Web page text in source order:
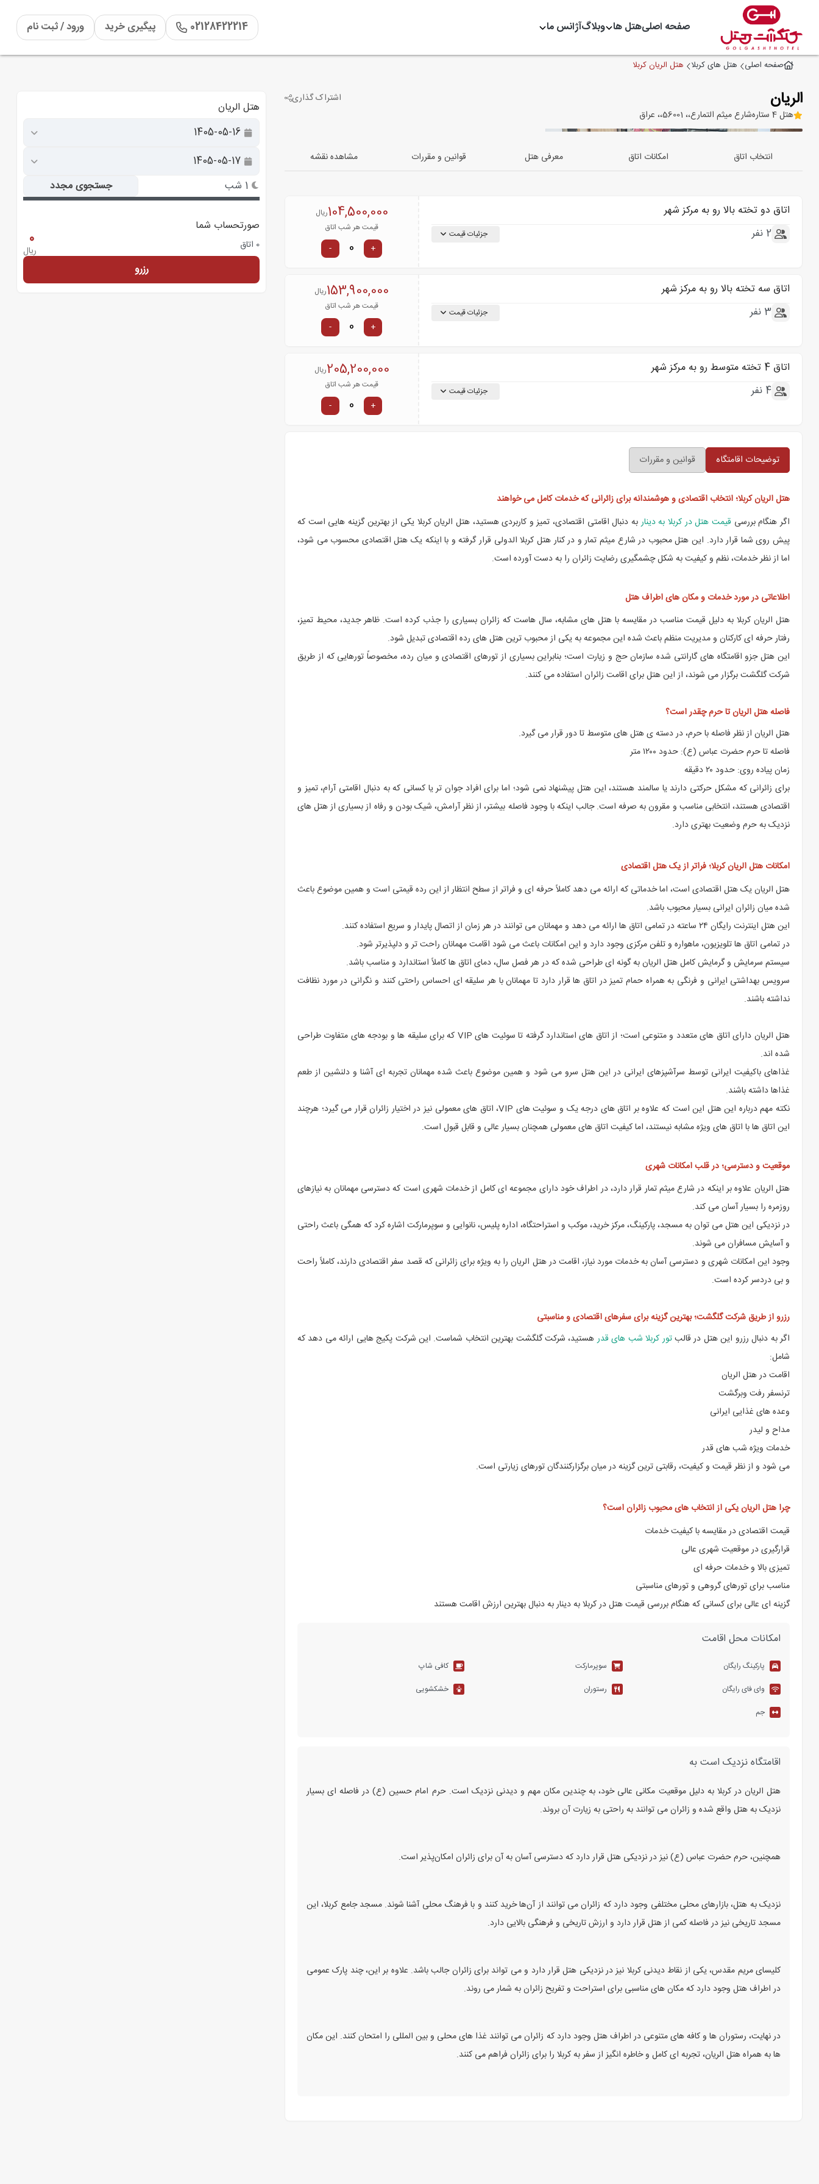
صفحه اصلیهتل ها وبلاگآژانس ما 02128422214 پیگیری خرید ورود / ثبت نام
صفحه اصلی هتل های کربلا هتل الریان کربلا
الریان
هتل 4 ستاره شارع ميثم التمارع،، 56001،، عراق
اشتراک گذاری
انتخاب اتاق امکانات اتاق معرفی هتل قوانین و مقررات مشاهده نقشه
اتاق دو تخته بالا رو به مرکز شهر
2 نفر
جزئیات قیمت
104,500,000ریال
قیمت هر شب اتاق
+
-
اتاق سه تخته بالا رو به مرکز شهر
3 نفر
جزئیات قیمت
153,900,000ریال
قیمت هر شب اتاق
+
-
اتاق 4 تخته متوسط رو به مرکز شهر
4 نفر
جزئیات قیمت
205,200,000ریال
قیمت هر شب اتاق
+
-
توضیحات اقامتگاه قوانین و مقررات
هتل الریان کربلا؛ انتخاب اقتصادی و هوشمندانه برای زائرانی که خدمات کامل می خواهند
اگر هنگام بررسی قیمت هتل در کربلا به دیناربه دنبال اقامتی اقتصادی، تمیز و کاربردی هستید، هتل الریان کربلا یکی از بهترین گزینه هایی است که
پیش روی شما قرار دارد. این هتل محبوب در شارع میثم تمار و در کنار هتل کربلا الدولی قرار گرفته و با اینکه یک هتل اقتصادی محسوب می شود،
اما از نظر خدمات، نظم و کیفیت به شکل چشمگیری رضایت زائران را به دست آورده است.
اطلاعاتی در مورد خدمات و مکان های اطراف هتل
هتل الریان کربلا به دلیل قیمت مناسب در مقایسه با هتل های مشابه، سال هاست که زائران بسیاری را جذب کرده است. ظاهر جدید، محیط تمیز،
رفتار حرفه ای کارکنان و مدیریت منظم باعث شده این مجموعه به یکی از محبوب ترین هتل های رده اقتصادی تبدیل شود.
این هتل جزو اقامتگاه های گارانتی شده سازمان حج و زیارت است؛ بنابراین بسیاری از تورهای اقتصادی و میان رده، مخصوصاً تورهایی که از طریق
شرکت گلگشت برگزار می شوند، از این هتل برای اقامت زائران استفاده می کنند.
فاصله هتل الریان تا حرم چقدر است؟
هتل الریان از نظر فاصله با حرم، در دسته ی هتل های متوسط تا دور قرار می گیرد.
فاصله تا حرم حضرت عباس (ع): حدود ۱۲۰۰ متر
زمان پیاده روی: حدود ۲۰ دقیقه
برای زائرانی که مشکل حرکتی دارند یا سالمند هستند، این هتل پیشنهاد نمی شود؛ اما برای افراد جوان تر یا کسانی که به دنبال اقامتی آرام، تمیز و
اقتصادی هستند، انتخابی مناسب و مقرون به صرفه است. جالب اینکه با وجود فاصله بیشتر، از نظر آرامش، شیک بودن و رفاه از بسیاری از هتل های
نزدیک به حرم وضعیت بهتری دارد.
امکانات هتل الریان کربلا؛ فراتر از یک هتل اقتصادی
هتل الریان یک هتل اقتصادی است، اما خدماتی که ارائه می دهد کاملاً حرفه ای و فراتر از سطح انتظار از این رده قیمتی است و همین موضوع باعث
شده میان زائران ایرانی بسیار محبوب باشد.
این هتل اینترنت رایگان ۲۴ ساعته در تمامی اتاق ها ارائه می دهد و مهمانان می توانند در هر زمان از اتصال پایدار و سریع استفاده کنند.
در تمامی اتاق ها تلویزیون، ماهواره و تلفن مرکزی وجود دارد و این امکانات باعث می شود اقامت مهمانان راحت تر و دلپذیرتر شود.
سیستم سرمایش و گرمایش کامل هتل الریان به گونه ای طراحی شده که در هر فصل سال، دمای اتاق ها کاملاً استاندارد و مناسب باشد.
سرویس بهداشتی ایرانی و فرنگی به همراه حمام تمیز در اتاق ها قرار دارد تا مهمانان با هر سلیقه ای احساس راحتی کنند و نگرانی در مورد نظافت
نداشته باشند.
هتل الریان دارای اتاق های متعدد و متنوعی است؛ از اتاق های استاندارد گرفته تا سوئیت های VIP که برای سلیقه ها و بودجه های متفاوت طراحی
شده اند.
غذاهای باکیفیت ایرانی توسط سرآشپزهای ایرانی در این هتل سرو می شود و همین موضوع باعث شده مهمانان تجربه ای آشنا و دلنشین از طعم
غذاها داشته باشند.
نکته مهم درباره این هتل این است که علاوه بر اتاق های درجه یک و سوئیت های VIP، اتاق های معمولی نیز در اختیار زائران قرار می گیرد؛ هرچند
این اتاق ها با اتاق های ویژه مشابه نیستند، اما کیفیت اتاق های معمولی همچنان بسیار عالی و قابل قبول است.
موقعیت و دسترسی؛ در قلب امکانات شهری
هتل الریان علاوه بر اینکه در شارع میثم تمار قرار دارد، در اطراف خود دارای مجموعه ای کامل از خدمات شهری است که دسترسی مهمانان به نیازهای
روزمره را بسیار آسان می کند.
در نزدیکی این هتل می توان به مسجد، پارکینگ، مرکز خرید، موکب و استراحتگاه، اداره پلیس، نانوایی و سوپرمارکت اشاره کرد که همگی باعث راحتی
و آسایش مسافران می شوند.
وجود این امکانات شهری و دسترسی آسان به خدمات مورد نیاز، اقامت در هتل الریان را به ویژه برای زائرانی که قصد سفر اقتصادی دارند، کاملاً راحت
و بی دردسر کرده است.
رزرو از طریق شرکت گلگشت؛ بهترین گزینه برای سفرهای اقتصادی و مناسبتی
اگر به دنبال رزرو این هتل در قالبتور کربلا شب های قدرهستید، شرکت گلگشت بهترین انتخاب شماست. این شرکت پکیج هایی ارائه می دهد که
شامل:
اقامت در هتل الریان
ترنسفر رفت وبرگشت
وعده های غذایی ایرانی
مداح و لیدر
خدمات ویژه شب های قدر
می شود و از نظر قیمت و کیفیت، رقابتی ترین گزینه در میان برگزارکنندگان تورهای زیارتی است.
چرا هتل الریان یکی از انتخاب های محبوب زائران است؟
قیمت اقتصادی در مقایسه با کیفیت خدمات
قرارگیری در موقعیت شهری عالی
تمیزی بالا و خدمات حرفه ای
مناسب برای تورهای گروهی و تورهای مناسبتی
گزینه ای عالی برای کسانی که هنگام بررسی قیمت هتل در کربلا به دینار به دنبال بهترین ارزش اقامت هستند
امکانات محل اقامت
پارکینگ رایگان سوپرمارکت
کافی شاپ
وای فای رایگان
رستوران
خشکشویی
جم
اقامتگاه نزدیک است به
هتل الریان در کربلا به دلیل موقعیت مکانی عالی خود، به چندین مکان مهم و دیدنی نزدیک است. حرم امام حسین (ع) در فاصله ‌ای بسیار
نزدیک به هتل واقع شده و زائران می ‌توانند به راحتی به زیارت آن بروند.
همچنین، حرم حضرت عباس (ع) نیز در نزدیکی هتل قرار دارد که دسترسی آسان به آن برای زائران امکان‌پذیر است.
نزدیک به هتل، بازارهای محلی مختلفی وجود دارد که زائران می ‌توانند از آن‌ها خرید کنند و با فرهنگ محلی آشنا شوند. مسجد جامع کربلا، این
مسجد تاریخی نیز در فاصله کمی از هتل قرار دارد و ارزش تاریخی و فرهنگی بالایی دارد.
کلیسای مریم مقدس، یکی از نقاط دیدنی کربلا نیز در نزدیکی هتل قرار دارد و می ‌تواند برای زائران جالب باشد. علاوه بر این، چند پارک عمومی
در اطراف هتل وجود دارد که مکان‌ های مناسبی برای استراحت و تفریح زائران به شمار می ‌روند.
در نهایت، رستوران ‌ها و کافه ‌های متنوعی در اطراف هتل وجود دارد که زائران می ‌توانند غذا های محلی و بین ‌المللی را امتحان کنند. این مکان‌
ها به همراه هتل الریان، تجربه ‌ای کامل و خاطره‌ انگیز از سفر به کربلا را برای زائران فراهم می ‌کنند.
هتل الریان
1 شب جستجوی مجدد
صورتحساب شما
0 اتاق 0
ریال
رزرو